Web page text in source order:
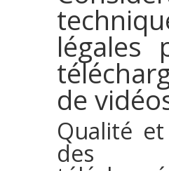
légales
de
Qualité
des